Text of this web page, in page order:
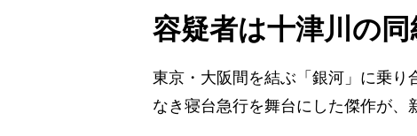
容疑者は十津川の
東京・大阪間を結ぶ「銀河」に乗
なき寝台急行を舞台にした傑作が、